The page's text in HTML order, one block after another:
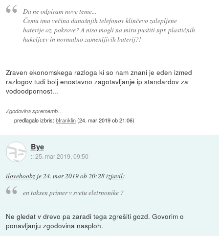
Da ne odpiram nove teme...
Čemu ima večina današnjih telefonov klinčevo zalepljene
baterije oz. pokrove? A niso mogli na miru pustiti npr. plastičnih
hakeljcev in normalno zamenljivih baterij?!
Zraven ekonomskega razloga ki so nam znani je eden izmed
razlogov tudi bolj enostavno zagotavljanje ip standardov za
vodoodpornost...
Zgodovina sprememb…
predlagalo izbris:bfranklin(24. mar 2019 ob 21:06)
Bye
::25. mar 2019, 09:50
iloveboobz je24. mar 2019 ob 20:28izjavil:
en taksen primer v svetu eletrnonike ?
Ne gledat v drevo pa zaradi tega zgrešiti gozd. Govorim o
ponavljanju zgodovina nasploh.